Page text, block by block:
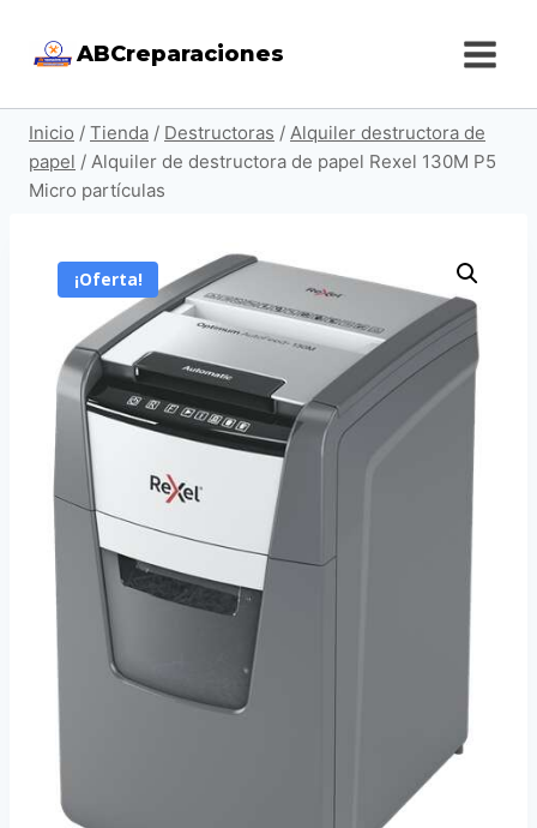
ABCreparaciones
Inicio / Tienda / Destructoras / Alquiler destructora de
papel / Alquiler de destructora de papel Rexel 130M P5
Micro partículas
¡Oferta!